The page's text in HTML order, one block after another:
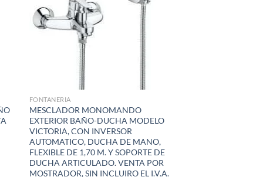
FONTANERIA
MESCLADOR MONOMANDO
EXTERIOR BAÑO-DUCHA MODELO
VICTORIA, CON INVERSOR
AUTOMATICO, DUCHA DE MANO,
FLEXIBLE DE 1,70 M. Y SOPORTE DE
DUCHA ARTICULADO. VENTA POR
MOSTRADOR, SIN INCLUIRO EL I.V.A.